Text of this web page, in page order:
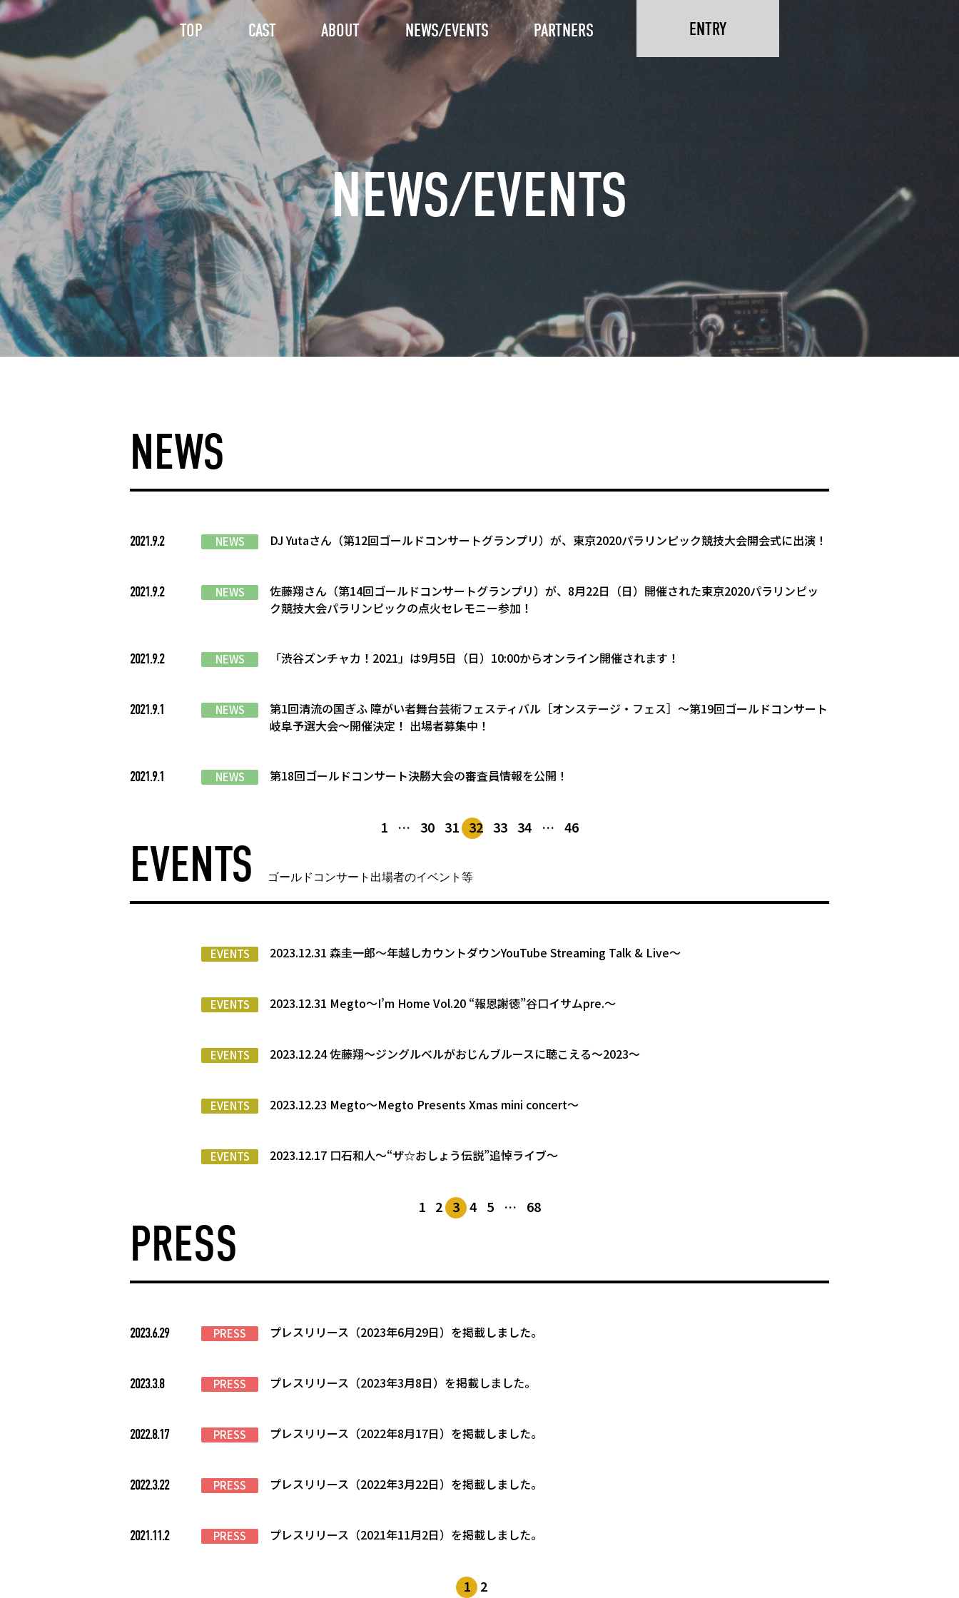
NEWS/EVENTS
TOP CAST ABOUT NEWS/EVENTS PARTNERS ENTRY
NEWS
2021.9.2 NEWS DJ Yutaさん（第12回ゴールドコンサートグランプリ）が、東京2020パラリンピック競技大会開会式に出演！
2021.9.2 NEWS
佐藤翔さん（第14回ゴールドコンサートグランプリ）が、8月22日（日）開催された東京2020パラリンピッ
ク競技大会パラリンピックの点火セレモニー参加！
2021.9.2 NEWS 「渋谷ズンチャカ！2021」は9月5日（日）10:00からオンライン開催されます！
2021.9.1 NEWS
第1回清流の国ぎふ 障がい者舞台芸術フェスティバル［オンステージ・フェス］～第19回ゴールドコンサート
岐阜予選大会～開催決定！ 出場者募集中！
2021.9.1 NEWS 第18回ゴールドコンサート決勝大会の審査員情報を公開！
1 … 30 31 32 33 34 … 46
EVENTS ゴールドコンサート出場者のイベント等
EVENTS 2023.12.31 森圭一郎〜年越しカウントダウンYouTube Streaming Talk & Live〜
EVENTS 2023.12.31 Megto〜I’m Home Vol.20 “報恩謝徳”谷口イサムpre.～
EVENTS 2023.12.24 佐藤翔〜ジングルベルがおじんブルースに聴こえる〜2023〜
EVENTS 2023.12.23 Megto〜Megto Presents Xmas mini concert〜
EVENTS 2023.12.17 口石和人〜“ザ☆おしょう伝説”追悼ライブ〜
1 2 3 4 5 … 68
PRESS
2023.6.29 PRESS プレスリリース（2023年6月29日）を掲載しました。
2023.3.8 PRESS プレスリリース（2023年3月8日）を掲載しました。
2022.8.17 PRESS プレスリリース（2022年8月17日）を掲載しました。
2022.3.22 PRESS プレスリリース（2022年3月22日）を掲載しました。
2021.11.2 PRESS プレスリリース（2021年11月2日）を掲載しました。
1 2